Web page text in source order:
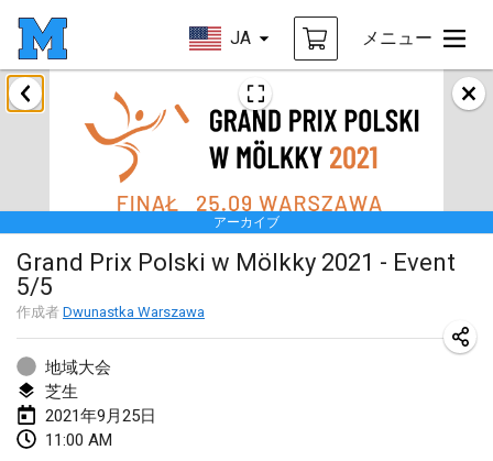
JA メニュー
アーカイブ
Grand Prix Polski w Mölkky 2021 - Event
5/5
作成者 Dwunastka Warszawa
地域大会
芝生
2021年9月25日
11:00 AM
2021年2月
SM HalliMölkky - Finnish Championship
2021年2月13日
Tournoi d'adresse "couvre feu"
2021年2月19日|フランス
Australian Finska Championship
2021年2月20日|オーストラリア
2021年3月
Grand Prix de la Sarthe